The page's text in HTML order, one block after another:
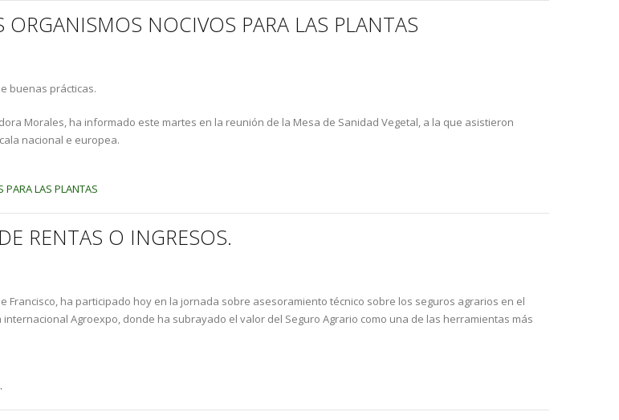
NOCIVOS PARA LAS PLANTAS
buenas prácticas.
Morales, ha informado este martes en la reunión de la Mesa de Sanidad Vegetal, a la que asistieron
nacional e europea.
PARA LAS PLANTAS
RENTAS O INGRESOS.
Francisco, ha participado hoy en la jornada sobre asesoramiento técnico sobre los seguros agrarios en el
Agroexpo, donde ha subrayado el valor del Seguro Agrario como una de las herramientas más